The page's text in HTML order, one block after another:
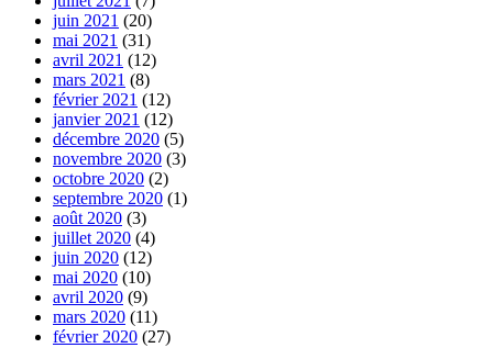
juin 2021 (20)
mai 2021 (31)
avril 2021 (12)
mars 2021 (8)
février 2021 (12)
janvier 2021 (12)
décembre 2020 (5)
novembre 2020 (3)
octobre 2020 (2)
septembre 2020 (1)
août 2020 (3)
juillet 2020 (4)
juin 2020 (12)
mai 2020 (10)
avril 2020 (9)
mars 2020 (11)
février 2020 (27)